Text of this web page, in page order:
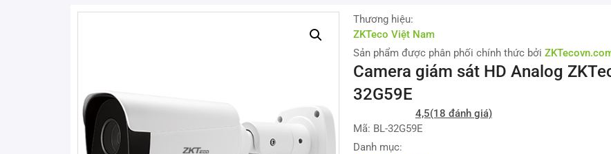
Thương hiệu:
ZKTeco Việt Nam
Sản phẩm được phân phối chính thức bởi
Camera giám sát HD Analog
32G59E
4,5(18 đánh giá)
Mã: BL-32G59E
Danh mục: